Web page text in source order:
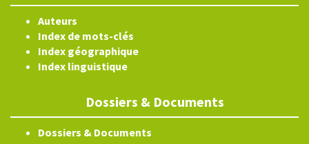
Auteurs
Index de mots-clés
Index géographique
Index linguistique
Dossiers & Documents
Dossiers & Documents